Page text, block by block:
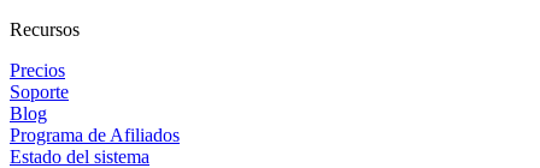
Recursos
Precios
Soporte
Blog
Programa de Afiliados
Estado del sistema